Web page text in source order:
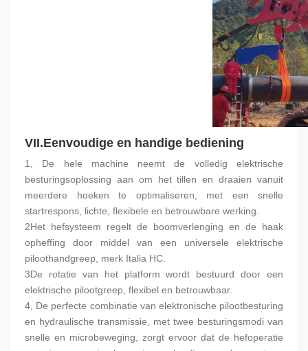
VII.Eenvoudige en handige bediening
1, De hele machine neemt de volledig elektrische
besturingsoplossing aan om het tillen en draaien vanuit
meerdere hoeken te optimaliseren, met een snelle
startrespons, lichte, flexibele en betrouwbare werking.
2Het hefsysteem regelt de boomverlenging en de haak
opheffing door middel van een universele elektrische
piloothandgreep, merk Italia HC.
3De rotatie van het platform wordt bestuurd door een
elektrische pilootgreep, flexibel en betrouwbaar.
4, De perfecte combinatie van elektronische pilootbesturing
en hydraulische transmissie, met twee besturingsmodi van
snelle en microbeweging, zorgt ervoor dat de hefoperatie